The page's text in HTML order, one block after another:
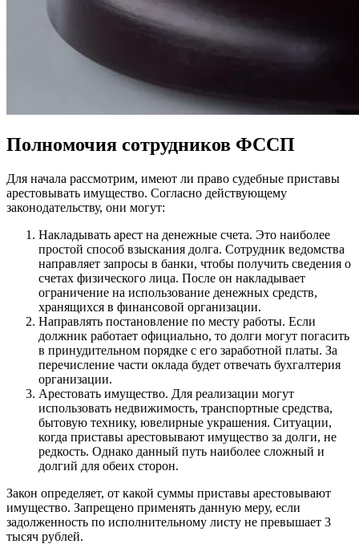
Полномочия сотрудников ФССП
Для начала рассмотрим, имеют ли право судебные приставы
арестовывать имущество. Согласно действующему
законодательству, они могут:
Накладывать арест на денежные счета. Это наиболее
простой способ взыскания долга. Сотрудник ведомства
направляет запросы в банки, чтобы получить сведения о
счетах физического лица. После он накладывает
ограничение на использование денежных средств,
хранящихся в финансовой организации.
Направлять постановление по месту работы. Если
должник работает официально, то долги могут погасить
в принудительном порядке с его заработной платы. За
перечисление части оклада будет отвечать бухгалтерия
организации.
Арестовать имущество. Для реализации могут
использовать недвижимость, транспортные средства,
бытовую технику, ювелирные украшения. Ситуации,
когда приставы арестовывают имущество за долги, не
редкость. Однако данный путь наиболее сложный и
долгий для обеих сторон.
Закон определяет, от какой суммы приставы арестовывают
имущество. Запрещено применять данную меру, если
задолженность по исполнительному листу не превышает 3
тысяч рублей.